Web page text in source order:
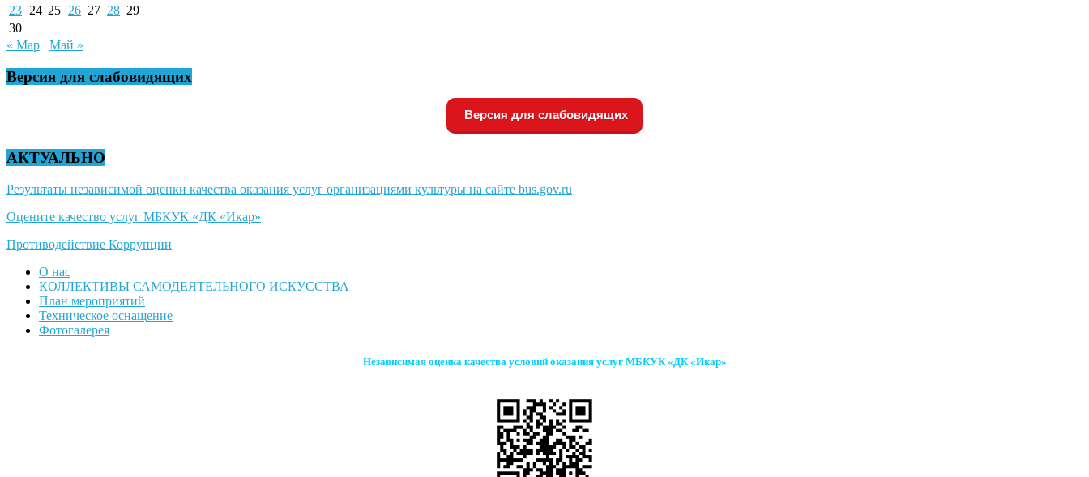
23 24 25 26 27 28 29
30
« Мар
Май »
Версия для слабовидящих
Версия для слабовидящих
АКТУАЛЬНО
Результаты независимой оценки качества оказания услуг организациями культуры на сайте bus.gov.ru
Оцените качество услуг МБКУК «ДК «Икар»
Противодействие Коррупции
О нас
КОЛЛЕКТИВЫ САМОДЕЯТЕЛЬНОГО ИСКУССТВА
План мероприятий
Техническое оснащение
Фотогалерея
Независимая оценка качества условий оказания услуг МБКУК «ДК «Икар»